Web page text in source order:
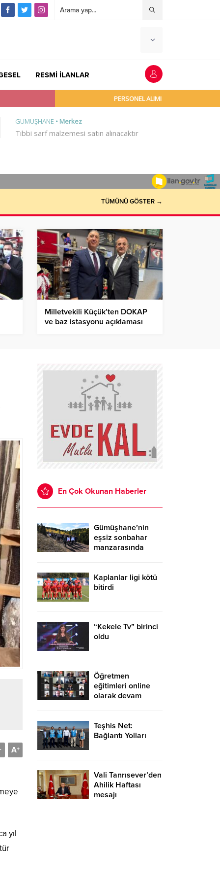
RESMİ İLANLAR
TÜMÜNÜ GÖSTER →
Milletvekili Küçük’ten DOKAP
ve baz istasyonu açıklaması
A+
-
yıl
En Çok Okunan Haberler
Gümüşhane’nin
eşsiz sonbahar
manzarasında
Kaplanlar ligi kötü
bitirdi
“Kekele Tv” birinci
oldu
Öğretmen
eğitimleri online
olarak devam
Teşhis Net:
Bağlantı Yolları
Vali Tanrısever’den
Ahilik Haftası
mesajı